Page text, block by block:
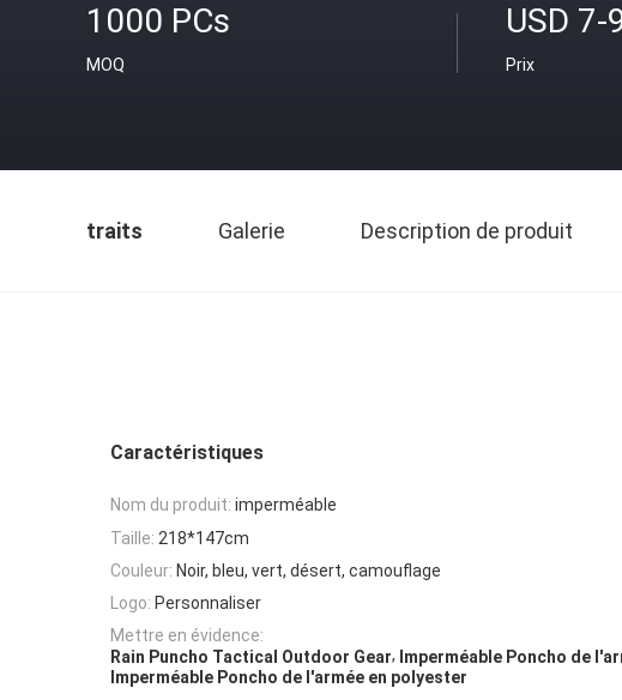
1000 PCs
MOQ
USD 7-
Prix
traits Galerie Description de produit
Caractéristiques
Nom du produit: imperméable
Taille: 218*147cm
Couleur: Noir, bleu, vert, désert, camouflage
Logo: Personnaliser
Mettre en évidence:
Rain Puncho Tactical Outdoor Gear, Imperméable Poncho de
Imperméable Poncho de l'armée en polyester